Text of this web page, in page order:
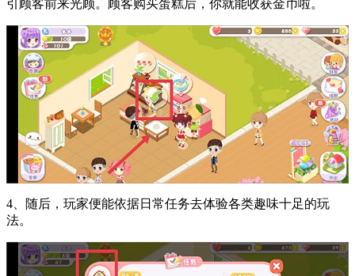
引顾客前来光顾。顾客购买蛋糕后，你就能收获金币啦。
4、随后，玩家便能依据日常任务去体验各类趣味十足的玩
法。